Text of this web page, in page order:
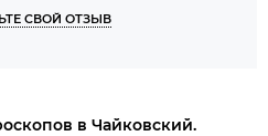
СВОЙ ОТЗЫВ
в Чайковский.